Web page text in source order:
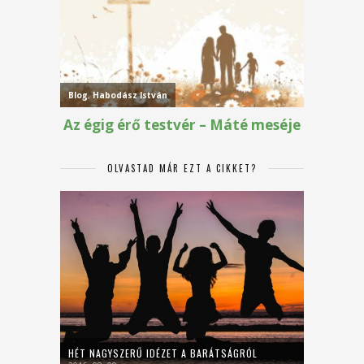
OLVASTAD MÁR EZT A CIKKET?
HÉT NAGYSZERŰ IDÉZET A BARÁTSÁGRÓL